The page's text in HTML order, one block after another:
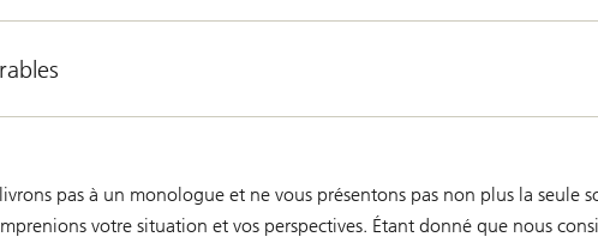
pas à un monologue et ne vous présentons pas non plus la
votre situation et vos perspectives. Étant donné que nous